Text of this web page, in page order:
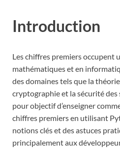
Introduction
Les chiffres premiers occupent
mathématiques et en
des domaines tels que la
cryptographie et la sécurité des
pour objectif d’enseigner
chiffres premiers en utilisant
notions clés et des astuces
principalement aux